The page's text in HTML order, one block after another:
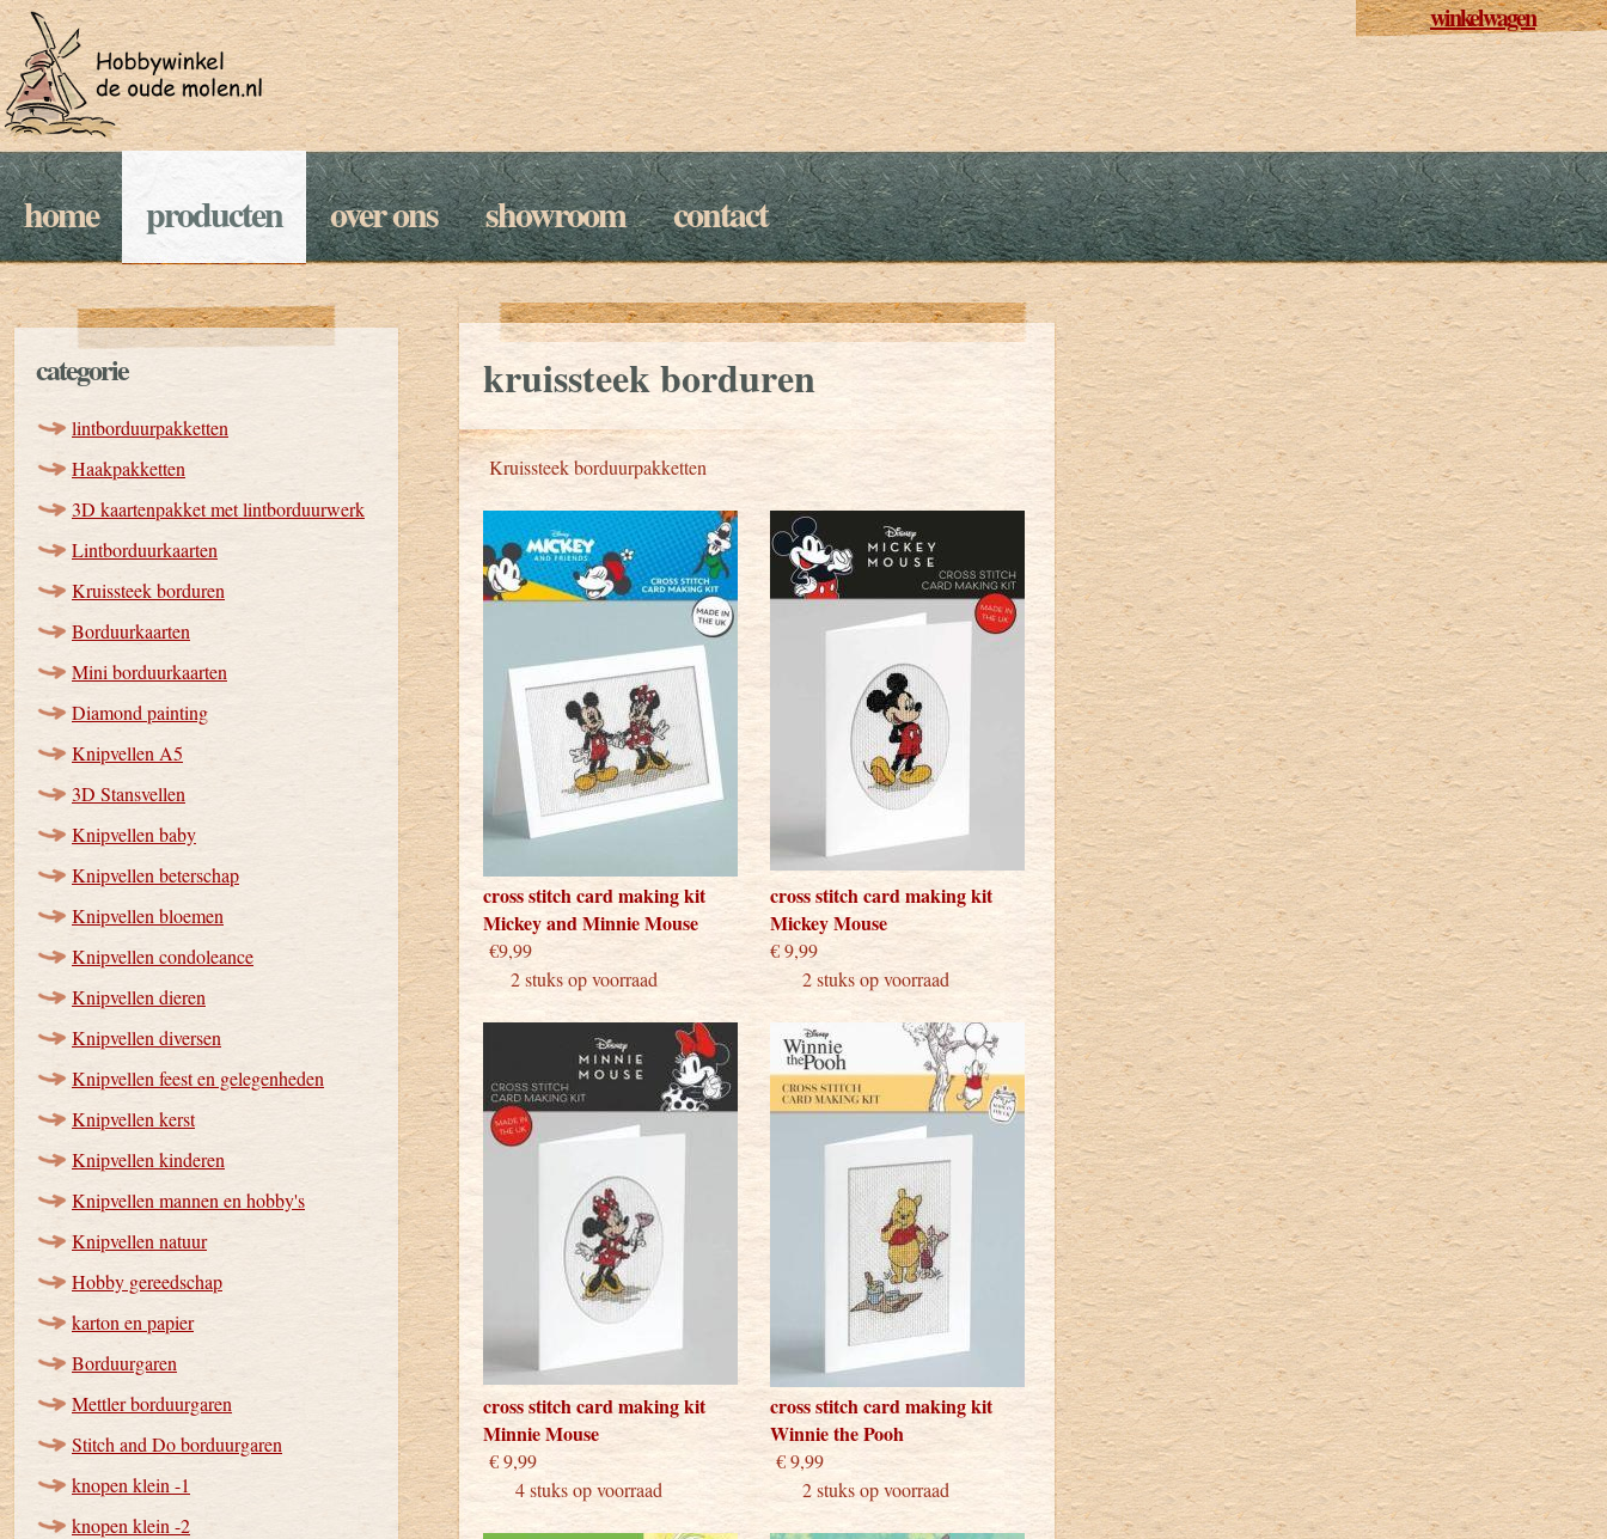
winkelwagen
home producten over ons showroom contact
categorie
lintborduurpakketten
Haakpakketten
3D kaartenpakket met lintborduurwerk
Lintborduurkaarten
Kruissteek borduren
Borduurkaarten
Mini borduurkaarten
Diamond painting
Knipvellen A5
3D Stansvellen
Knipvellen baby
Knipvellen beterschap
Knipvellen bloemen
Knipvellen condoleance
Knipvellen dieren
Knipvellen diversen
Knipvellen feest en gelegenheden
Knipvellen kerst
Knipvellen kinderen
Knipvellen mannen en hobby's
Knipvellen natuur
Hobby gereedschap
karton en papier
Borduurgaren
Mettler borduurgaren
Stitch and Do borduurgaren
knopen klein -1
knopen klein -2
kruissteek borduren
Kruissteek borduurpakketten
cross stitch card making kit
Mickey and Minnie Mouse
€9,99
2 stuks op voorraad
cross stitch card making kit
Mickey Mouse
€ 9,99
2 stuks op voorraad
cross stitch card making kit
Minnie Mouse
€ 9,99
4 stuks op voorraad
cross stitch card making kit
Winnie the Pooh
€ 9,99
2 stuks op voorraad